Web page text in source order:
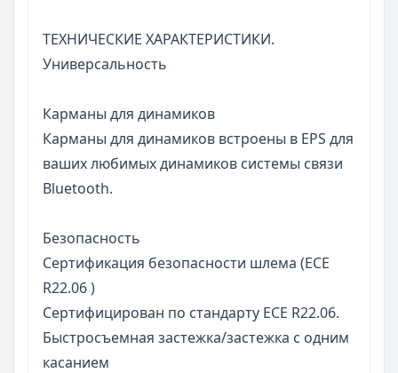
ТЕХНИЧЕСКИЕ ХАРАКТЕРИСТИКИ.
Универсальность
Карманы для динамиков
Карманы для динамиков встроены в EPS для
ваших любимых динамиков системы связи
Bluetooth.
Безопасность
Сертификация безопасности шлема (ECE
R22.06)
Сертифицирован по стандарту ECE R22.06.
Быстросъемная застежка/застежка с одним
касанием